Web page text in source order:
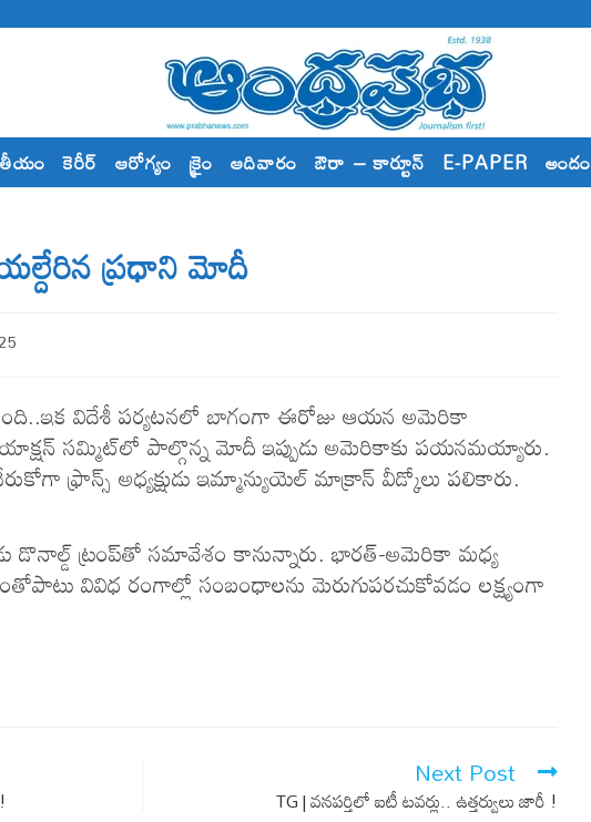
కెరీర్ ఆరోగ్యం క్రైం ఆదివారం ఔరా – కార్టూన్ E-PAPER అందం
ప్రధాని మోదీ
విదేశీ పర్యటనలో బాగంగా ఈరోజు ఆయన అమెరికా
సమ్మిట్‌లో పాల్గొన్న మోదీ ఇప్పుడు అమెరికాకు ప‌య‌న‌మ‌య్యారు.
ఫ్రాన్స్ అధ్యక్షుడు ఇమ్మాన్యుయెల్ మాక్రాన్ వీడ్కోలు పలికారు.
డొనాల్డ్ ట్రంప్‌తో సమావేశం కానున్నారు. భారత్-అమెరికా మధ్య
వివిధ రంగాల్లో సంబంధాలను మెరుగుపరచుకోవడం లక్ష్యంగా
Next Post
TG | వనపర్తిలో ఐటీ టవర్లు.. ఉత్తర్వులు జారీ !